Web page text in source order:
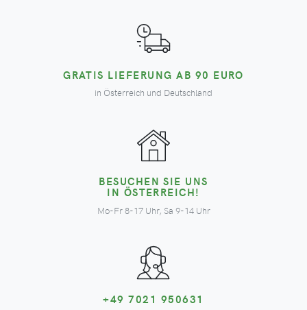
GRATIS LIEFERUNG AB 90 EURO
in Österreich und Deutschland
BESUCHEN SIE UNS
IN ÖSTERREICH!
Mo-Fr 8-17 Uhr, Sa 9-14 Uhr
+49 7021 950631